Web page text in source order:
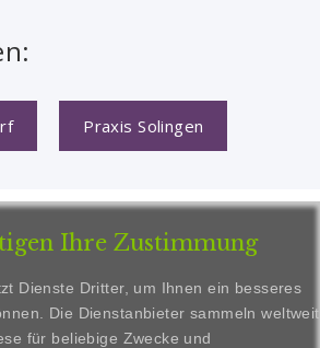
Praxis Solingen
Psychotherapie
Leistungen
Über uns Praxis
Kontakt
Datenschutz
Ihre Zustimmung
Dienste Dritter, um Ihnen ein besseres
Die Dienstanbieter sammeln weltweit
für beliebige Zwecke und